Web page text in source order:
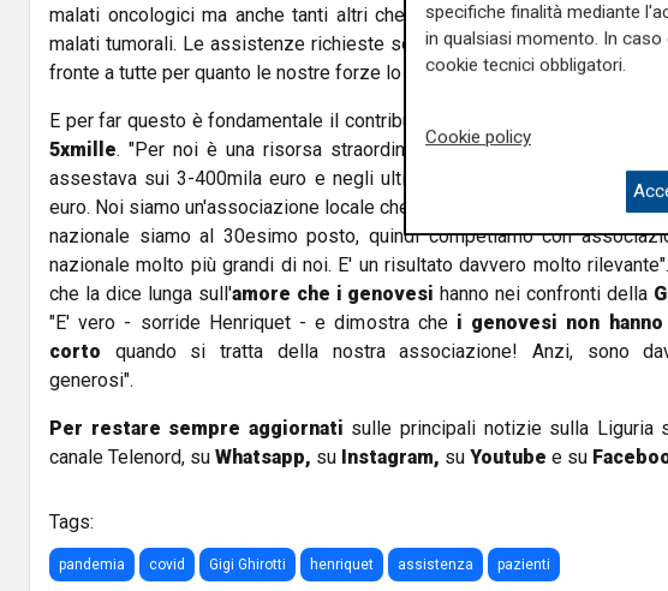
malati oncologici ma anche tanti altri che hanno bisogni del tutto
malati tumorali. Le assistenze richieste sono sempre maggiori e noi
fronte a tutte per quanto le nostre forze lo consentono".
E per far questo è fondamentale il contributo delle
5xmille. "Per noi è una risorsa straordinaria - conclude Henriquet - I
assestava sui 3-400mila euro e negli ultimi anni siamo arrivati a circa
euro. Noi siamo un'associazione locale che opera solo in una città ma
nazionale siamo al 30esimo posto, quindi competiamo con
nazionale molto più grandi di noi. E' un risultato davvero molto
che la dice lunga sull'amore che i genovesi hanno nei confronti della
"E' vero - sorride Henriquet - e dimostra che i genovesi non
corto quando si tratta della nostra associazione! Anzi, sono
generosi".
Per restare sempre aggiornati sulle principali notizie sulla Liguria
canale Telenord, su Whatsapp, su Instagram, su Youtube e su
Tags:
pandemia covid Gigi Ghirotti henriquet assistenza pazienti
specifiche finalità mediante
in qualsiasi momento. In
cookie tecnici obbligatori.
Cookie policy